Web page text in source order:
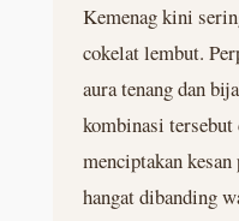
Kemenag kini
cokelat lembut.
aura tenang dan
kombinasi tersebut
menciptakan
hangat dibanding